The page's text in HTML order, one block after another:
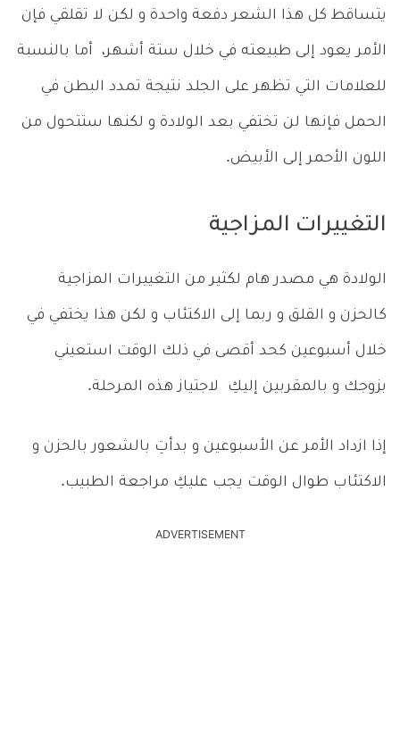
يتساقط كل هذا الشعر دفعة واحدة و لكن لا تقلقي فإن
الأمر يعود إلى طبيعته في خلال ستة أشهر، أما بالنسبة
للعلامات التي تظهر على الجلد نتيجة تمدد البطن في
الحمل فإنها لن تختفي بعد الولادة و لكنها ستتحول من
اللون الأحمر إلى الأبيض.
التغييرات المزاجية
الولادة هي مصدر هام لكثير من التغييرات المزاجية
كالحزن و القلق و ربما إلى الاكتئاب و لكن هذا يختفي في
خلال أسبوعين كحد أقصى في ذلك الوقت استعيني
بزوجك و بالمقربين إليكِ لاجتياز هذه المرحلة.
إذا ازداد الأمر عن الأسبوعين و بدأتِ بالشعور بالحزن و
الاكتئاب طوال الوقت يجب عليكِ مراجعة الطبيب.
ADVERTISEMENT